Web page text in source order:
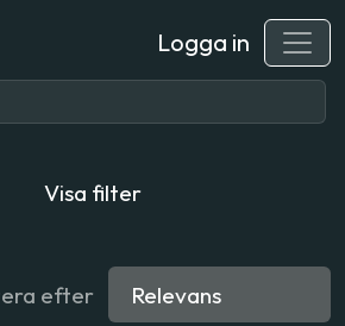
Logga in
Visa filter
efter